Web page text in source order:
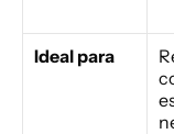
Ideal para